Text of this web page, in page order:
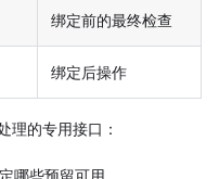
绑定前的最终检查
绑定后操作
的专用接口：